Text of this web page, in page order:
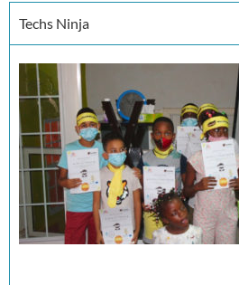
Techs Ninja